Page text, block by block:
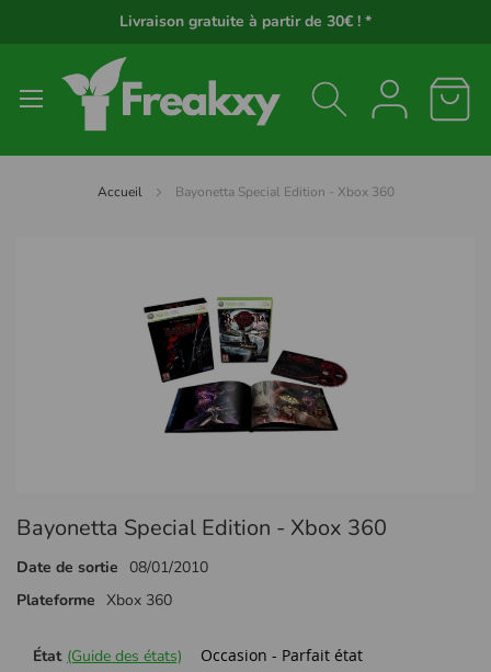
Livraison gratuite à partir de 30€ ! *
Accueil Bayonetta Special Edition - Xbox 360
au
de
la
Bayonetta Special Edition - Xbox 360
Date de sortie 08/01/2010
Plateforme Xbox 360
État (Guide des états) Occasion - Parfait état
Panneau de gestion des cookies